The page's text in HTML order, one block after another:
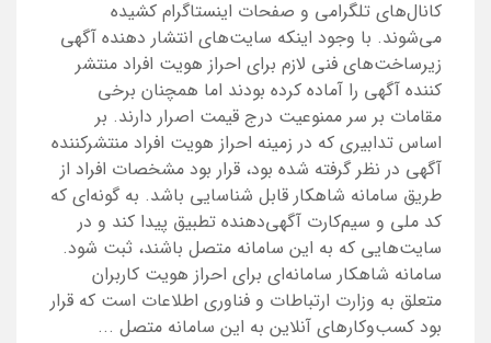
کانال‌های تلگرامی و صفحات اینستاگرام کشیده
می‌شوند. با وجود اینکه سایت‌های انتشار دهنده آگهی
زیرساخت‌های فنی لازم برای احراز هویت افراد منتشر
کننده آگهی را آماده کرده بودند اما همچنان برخی
مقامات بر سر ممنوعیت درج قیمت اصرار دارند. بر
اساس تدابیری که در زمینه احراز هویت افراد منتشرکننده
آگهی در نظر گرفته شده بود، قرار بود مشخصات افراد از
طریق سامانه شاهکار قابل شناسایی باشد. به گونه‌ای که
کد ملی و سیم‌کارت آگهی‌دهنده تطبیق پیدا ‌کند و در
سایت‌هایی که به این سامانه متصل باشند، ثبت ‌‌شود.
سامانه شاهکار سامانه‌ای برای احراز هویت کاربران
متعلق به وزارت ارتباطات و فناوری اطلاعات است که قرار
بود کسب‌وکارهای آنلاین به این سامانه متصل ...